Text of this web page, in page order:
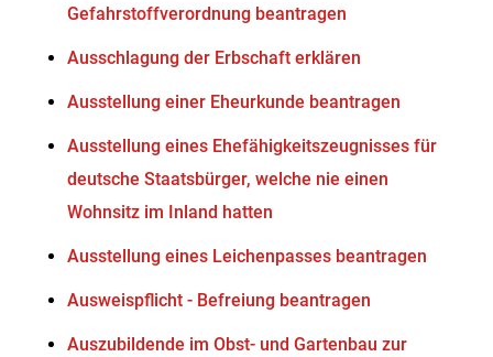
Gefahrstoffverordnung beantragen
Ausschlagung der Erbschaft erklären
Ausstellung einer Eheurkunde beantragen
Ausstellung eines Ehefähigkeitszeugnisses für
deutsche Staatsbürger, welche nie einen
Wohnsitz im Inland hatten
Ausstellung eines Leichenpasses beantragen
Ausweispflicht - Befreiung beantragen
Auszubildende im Obst- und Gartenbau zur